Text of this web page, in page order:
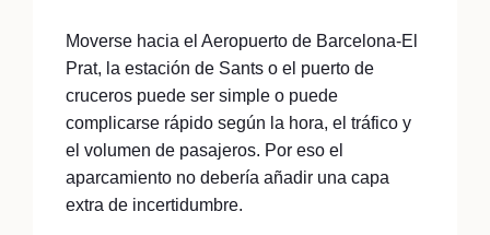
Moverse hacia el Aeropuerto de Barcelona-El
Prat, la estación de Sants o el puerto de
cruceros puede ser simple o puede
complicarse rápido según la hora, el tráfico y
el volumen de pasajeros. Por eso el
aparcamiento no debería añadir una capa
extra de incertidumbre.